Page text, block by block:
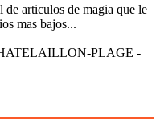
articulos de magia que le
mas bajos...
PLAGE -